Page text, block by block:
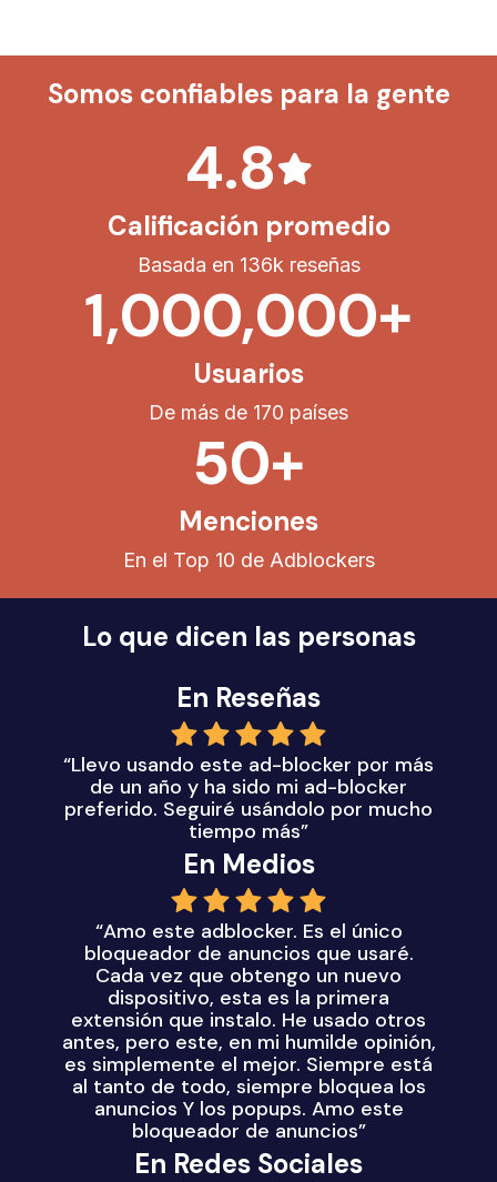
Somos confiables para la gente
4.8
Calificación promedio
Basada en 136k reseñas
1,000,000+
Usuarios
De más de 170 países
50+
Menciones
En el Top 10 de Adblockers
Lo que dicen las personas
En Reseñas
“Llevo usando este ad-blocker por más
de un año y ha sido mi ad-blocker
preferido. Seguiré usándolo por mucho
tiempo más”
En Medios
“Amo este adblocker. Es el único
bloqueador de anuncios que usaré.
Cada vez que obtengo un nuevo
dispositivo, esta es la primera
extensión que instalo. He usado otros
antes, pero este, en mi humilde opinión,
es simplemente el mejor. Siempre está
al tanto de todo, siempre bloquea los
anuncios Y los popups. Amo este
bloqueador de anuncios”
En Redes Sociales